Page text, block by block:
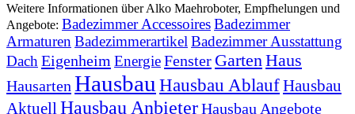
Weitere Informationen über Alko Maehroboter, Empfhelungen und
Angebote: Badezimmer AccessoiresBadezimmer
Armaturen Badezimmerartikel Badezimmer Ausstattung
Dach Eigenheim EnergieFenster Garten Haus
Hausarten Hausbau Hausbau AblaufHausbau
AktuellHausbau AnbieterHausbau Angebote